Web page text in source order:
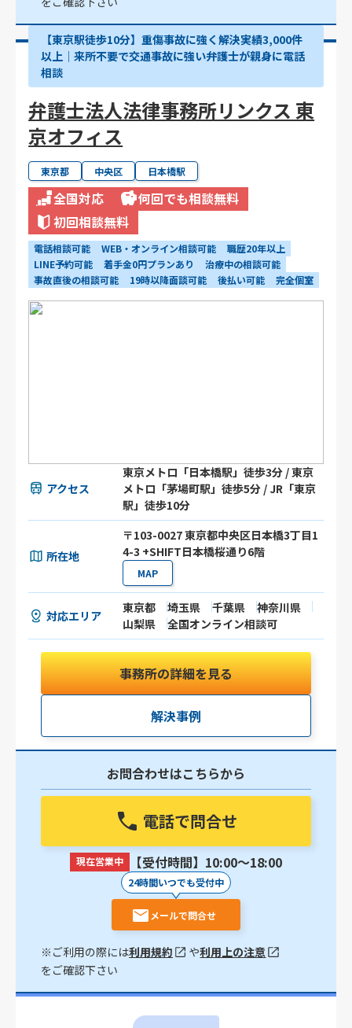
【東京駅徒歩10分】重傷事故に強く解決実績3,000件
以上│来所不要で交通事故に強い弁護士が親身に電話
相談
弁護士法人法律事務所リンクス 東
京オフィス
東京都 中央区 日本橋駅
全国対応
何回でも相談無料
初回相談無料
電話相談可能 WEB・オンライン相談可能
職歴20年以上
LINE予約可能
着手金0円プランあり
治療中の相談可能
事故直後の相談可能
19時以降面談可能 後払い可能 完全個室
アクセス
東京メトロ「日本橋駅」徒歩3分 / 東京
メトロ「茅場町駅」徒歩5分 / JR「東京
駅」徒歩10分
所在地
〒103-0027 東京都中央区日本橋3丁目1
4-3 +SHIFT日本橋桜通り6階
MAP
対応エリア
東京都 埼玉県 千葉県
神奈川県
山梨県
全国オンライン相談可
事務所の詳細を見る
解決事例
お問合わせはこちらから
電話で問合せ
現在営業中 【受付時間】10:00〜18:00
24時間いつでも受付中
メールで問合せ
※ご利用の際には利用規約 や利用上の注意
をご確認下さい